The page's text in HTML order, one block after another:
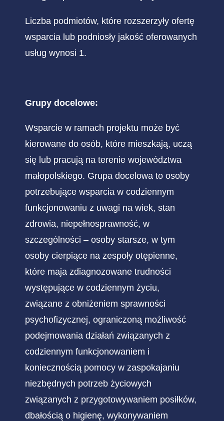
Liczba podmiotów, które rozszerzyły ofertę
wsparcia lub podniosły jakość oferowanych
usług wynosi 1.
Grupy docelowe:
Wsparcie w ramach projektu może być
kierowane do osób, które mieszkają, uczą
się lub pracują na terenie województwa
małopolskiego. Grupa docelowa to osoby
potrzebujące wsparcia w codziennym
funkcjonowaniu z uwagi na wiek, stan
zdrowia, niepełnosprawność, w
szczególności – osoby starsze, w tym
osoby cierpiące na zespoły otępienne,
które maja zdiagnozowane trudności
występujące w codziennym życiu,
związane z obniżeniem sprawności
psychofizycznej, ograniczoną możliwość
podejmowania działań związanych z
codziennym funkcjonowaniem i
koniecznością pomocy w zaspokajaniu
niezbędnych potrzeb życiowych
związanych z przygotowywaniem posiłków,
dbałością o higienę, wykonywaniem